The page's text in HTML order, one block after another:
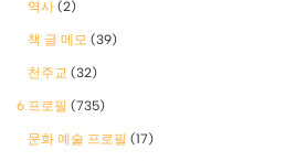
역사 (2)
책 글 메모 (39)
천주교 (32)
6 프로필 (735)
문화 예술 프로필 (17)